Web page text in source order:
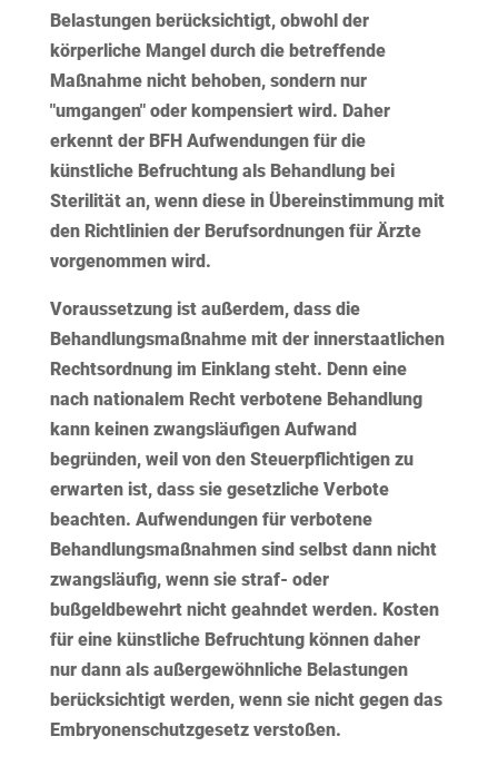
Belastungen berücksichtigt, obwohl der
körperliche Mangel durch die betreffende
Maßnahme nicht behoben, sondern nur
"umgangen" oder kompensiert wird. Daher
erkennt der BFH Aufwendungen für die
künstliche Befruchtung als Behandlung bei
Sterilität an, wenn diese in Übereinstimmung mit
den Richtlinien der Berufsordnungen für Ärzte
vorgenommen wird.
Voraussetzung ist außerdem, dass die
Behandlungsmaßnahme mit der innerstaatlichen
Rechtsordnung im Einklang steht. Denn eine
nach nationalem Recht verbotene Behandlung
kann keinen zwangsläufigen Aufwand
begründen, weil von den Steuerpflichtigen zu
erwarten ist, dass sie gesetzliche Verbote
beachten. Aufwendungen für verbotene
Behandlungsmaßnahmen sind selbst dann nicht
zwangsläufig, wenn sie straf- oder
bußgeldbewehrt nicht geahndet werden. Kosten
für eine künstliche Befruchtung können daher
nur dann als außergewöhnliche Belastungen
berücksichtigt werden, wenn sie nicht gegen das
Embryonenschutzgesetz verstoßen.